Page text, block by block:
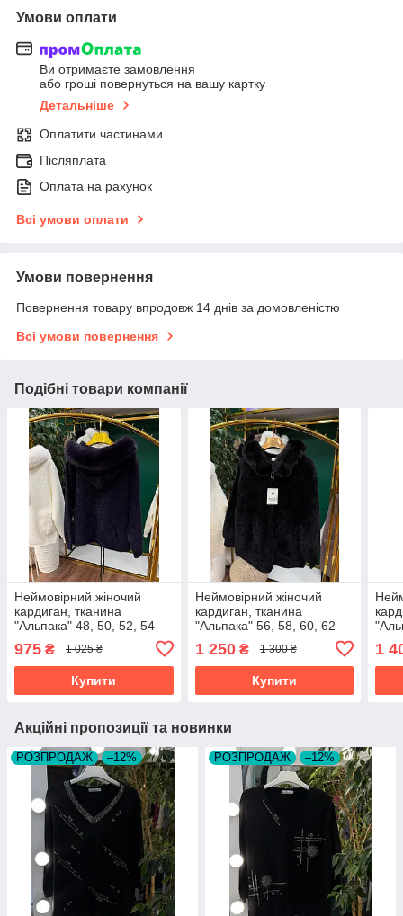
Умови оплати
Ви отримаєте замовлення
або гроші повернуться на вашу картку
Детальніше
Оплатити частинами
Післяплата
Оплата на рахунок
Всі умови оплати
Умови повернення
Повернення товару впродовж 14 днів за домовленістю
Всі умови повернення
Подібні товари компанії
Неймовірний жіночий
кардиган, тканина
"Альпака" 48, 50, 52, 54
975 ₴ 1 025 ₴
Купити
Неймовірний жіночий
кардиган, тканина
"Альпака" 56, 58, 60, 62
1 250₴ 1 300 ₴
Купити
1
Акційні пропозиції та новинки
РОЗПРОДАЖ –12% РОЗПРОДАЖ –12%